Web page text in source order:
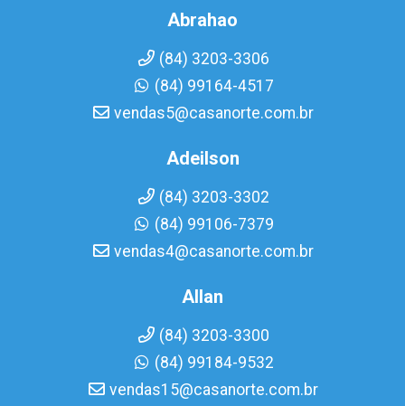
Abrahao
(84) 3203-3306
(84) 99164-4517
vendas5@casanorte.com.br
Adeilson
(84) 3203-3302
(84) 99106-7379
vendas4@casanorte.com.br
Allan
(84) 3203-3300
(84) 99184-9532
vendas15@casanorte.com.br